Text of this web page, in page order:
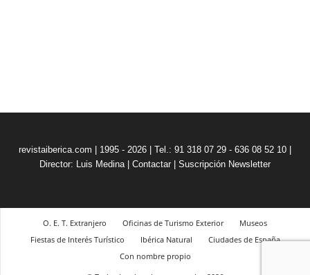
revistaiberica.com | 1995 - 2026 | Tel.: 91 318 07 29 - 636 08 52 10 |
Director: Luis Medina| Contactar Suscripción Newsletter
O. E. T. Extranjero Oficinas de Turismo Exterior
Museos
Fiestas de Interés Turístico
Ibérica Natural
Ciudades de España
Con nombre propio